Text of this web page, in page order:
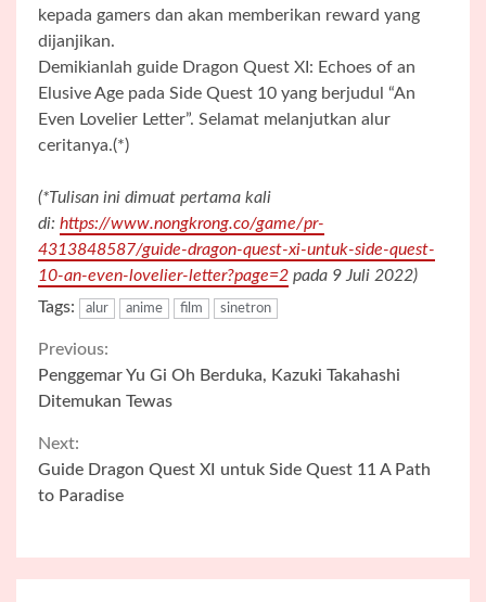
kepada gamers dan akan memberikan reward yang
dijanjikan.
Demikianlah guide Dragon Quest XI: Echoes of an
Elusive Age pada Side Quest 10 yang berjudul “An
Even Lovelier Letter”. Selamat melanjutkan alur
ceritanya.(*)
(*Tulisan ini dimuat pertama kali
di: https://www.nongkrong.co/game/pr-
4313848587/guide-dragon-quest-xi-untuk-side-quest-
10-an-even-lovelier-letter?page=2 pada 9 Juli 2022)
Tags:
alur anime film sinetron
Continue
Reading
Previous:
Penggemar Yu Gi Oh Berduka, Kazuki Takahashi
Ditemukan Tewas
Next:
Guide Dragon Quest XI untuk Side Quest 11 A Path
to Paradise